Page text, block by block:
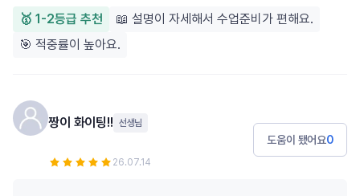
🥇 1-2등급 추천
📖 설명이 자세해서 수업준비가 편해요.
🎯 적중률이 높아요.
짱이 화이팅!! 선생님
26.07.14
도움이 됐어요0